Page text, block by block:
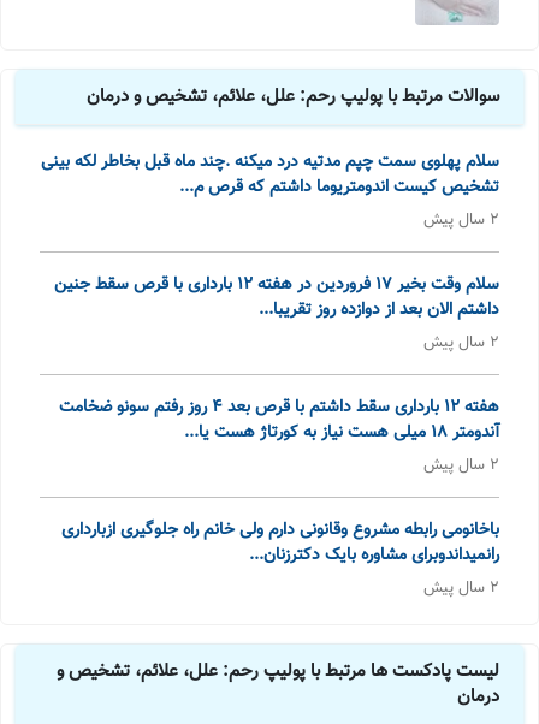
سوالات مرتبط با پولیپ رحم: علل، علائم، تشخیص و درمان
سلام پهلوی سمت چپم مدتیه درد میکنه .چند ماه قبل بخاطر لکه بینی
تشخیص کیست اندومتریوما داشتم که قرص م...
2 سال پیش
سلام وقت بخیر ۱۷ فروردین در هفته ۱۲ بارداری با قرص سقط جنین
داشتم الان بعد از دوازده روز تقریبا...
2 سال پیش
هفته ۱۲ بارداری سقط داشتم با قرص بعد ۴ روز رفتم سونو ضخامت
آندومتر ۱۸ میلی هست نیاز به کورتاژ هست یا...
2 سال پیش
باخانومی رابطه مشروع وقانونی دارم ولی خانم راه جلوگیری ازبارداری
رانمیداندوبرای مشاوره بایک دکترزنان...
2 سال پیش
لیست پادکست ها مرتبط با پولیپ رحم: علل، علائم، تشخیص و
درمان